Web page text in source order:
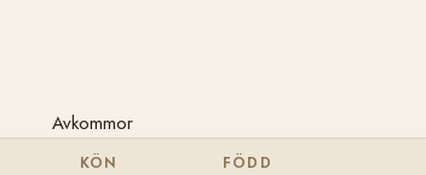
Avkommor
KÖN FÖDD